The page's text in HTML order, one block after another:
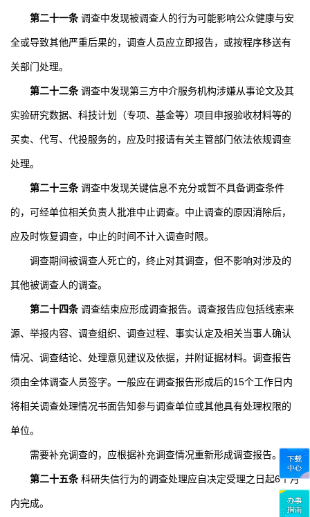
第二十一条 调查中发现被调查人的行为可能影响公众健康与安
全或导致其他严重后果的，调查人员应立即报告，或按程序移送有
关部门处理。
第二十二条 调查中发现第三方中介服务机构涉嫌从事论文及其
实验研究数据、科技计划（专项、基金等）项目申报验收材料等的
买卖、代写、代投服务的，应及时报请有关主管部门依法依规调查
处理。
第二十三条 调查中发现关键信息不充分或暂不具备调查条件
的，可经单位相关负责人批准中止调查。中止调查的原因消除后，
应及时恢复调查，中止的时间不计入调查时限。
调查期间被调查人死亡的，终止对其调查，但不影响对涉及的
其他被调查人的调查。
第二十四条 调查结束应形成调查报告。调查报告应包括线索来
源、举报内容、调查组织、调查过程、事实认定及相关当事人确认
情况、调查结论、处理意见建议及依据，并附证据材料。调查报告
须由全体调查人员签字。一般应在调查报告形成后的15个工作日内
将相关调查处理情况书面告知参与调查单位或其他具有处理权限的
单位。
需要补充调查的，应根据补充调查情况重新形成调查报告。
第二十五条 科研失信行为的调查处理应自决定受理之日起6个月
内完成。